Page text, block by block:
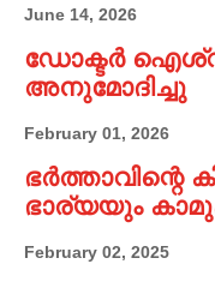
June 14, 2026
ഡോക്ടർ
അനുമോദിച്ചു
February 01, 2026
ഭർത്താവിന്റെ
ഭാര്യയും
February 02, 2025